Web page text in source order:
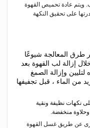
ويتم عادة تحميص القهوة
على تحقيق النكهة
طرق المعالجة شيوعًا
إزالة لب القهوة بعد
وإزالة الصمغ
من الماء ، قبل تجفيفها
نكهات نظيفة ونقية
منخفضة.
عن طريق غسل القهوة